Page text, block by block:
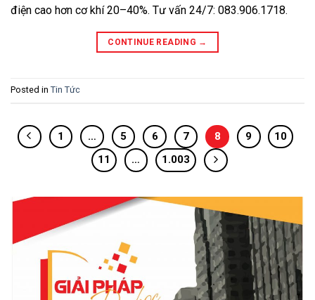
điện cao hơn cơ khí 20–40%. Tư vấn 24/7: 083.906.1718.
CONTINUE READING →
Posted in Tin Tức
1 … 5 6 7 8 9
10
11
… 1.003